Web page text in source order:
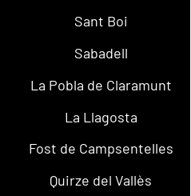
Sant Boi
Sabadell
La Pobla de Claramunt
La Llagosta
Fost de Campsentelles
Quirze del Vallès